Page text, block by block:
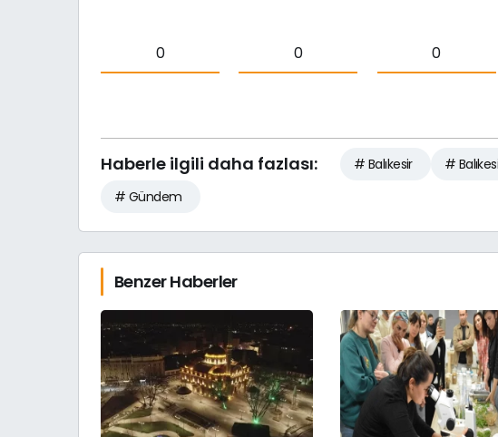
0 0 0
Haberle ilgili daha fazlası: # Balıkesir #
# Gündem
Benzer Haberler